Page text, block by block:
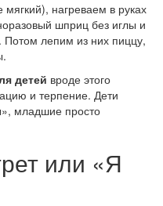
нагреваем в руках
шприц без иглы и
лепим из них пиццу,
детей вроде этого
и терпение. Дети
младшие просто
или «Я